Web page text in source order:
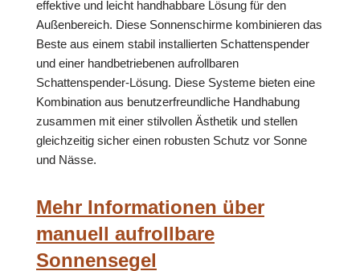
effektive und leicht handhabbare Lösung für den
Außenbereich. Diese Sonnenschirme kombinieren das
Beste aus einem stabil installierten Schattenspender
und einer handbetriebenen aufrollbaren
Schattenspender-Lösung. Diese Systeme bieten eine
Kombination aus benutzerfreundliche Handhabung
zusammen mit einer stilvollen Ästhetik und stellen
gleichzeitig sicher einen robusten Schutz vor Sonne
und Nässe.
Mehr Informationen über
manuell aufrollbare
Sonnensegel